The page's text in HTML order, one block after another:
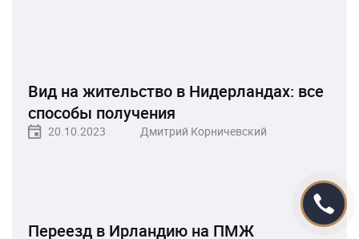
Вид на жительство в Нидерландах: все
способы получения
20.10.2023 Дмитрий Корничевский
Переезд в Ирландию на ПМЖ